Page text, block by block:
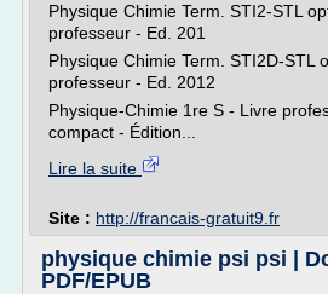
Physique Chimie Term. STI2-STL
professeur - Ed. 201
Physique Chimie Term. STI2D-STL
professeur - Ed. 2012
Physique-Chimie 1re S - Livre
compact - Édition...
Lire la suite
Site : http://francais-gratuit9.fr
physique chimie psi psi |
PDF/EPUB